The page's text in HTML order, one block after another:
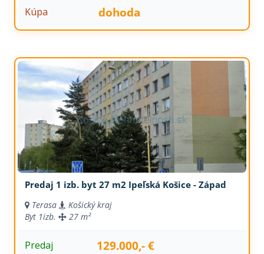
Kúpa dohoda
Predaj 1 izb. byt 27 m2 Ipeľská Košice - Západ
Terasa
Košický kraj
Byt 1izb. 27 m²
Predaj 129.000,- €